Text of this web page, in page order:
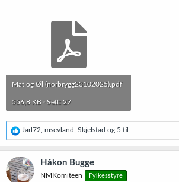
Mat og Øl (norbrygg23102025).pdf
556,8 KB · Sett: 27
R
e
a
k
s
j
Jarl72 msevland Skjelstad og 5 til
Håkon Bugge
NMKomiteen Fylkesstyre